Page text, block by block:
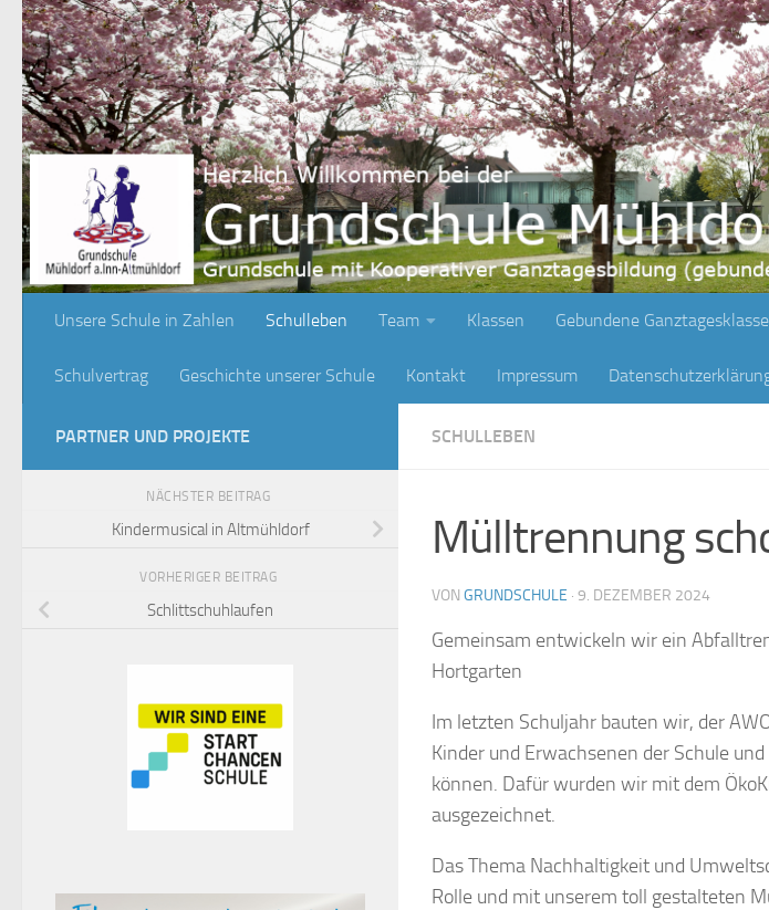
Zum Inhalt springen
Unsere Schule in Zahlen Schulleben Team Klassen Gebundene
Schulvertrag Geschichte unserer Schule Kontakt Impressum
SCHULLEBEN
Mülltrennung
VON GRUNDSCHULE · 9. DEZEMBER 2024
Gemeinsam entwickeln wir ein
Hortgarten
Im letzten Schuljahr bauten wir, der
Kinder und Erwachsenen der Schule
können. Dafür wurden wir mit dem
ausgezeichnet.
Das Thema Nachhaltigkeit und
Rolle und mit unserem toll gestalteten
PARTNER UND PROJEKTE
NÄCHSTER BEITRAG
Kindermusical in Altmühldorf
VORHERIGER BEITRAG
Schlittschuhlaufen